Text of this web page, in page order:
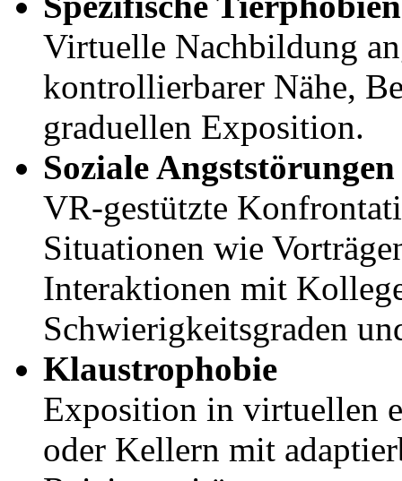
Virtuelle Nachbildung
kontrollierbarer Nähe,
graduellen Exposition.
Soziale Angststörungen
VR-gestützte
Situationen wie
Interaktionen mit
Schwierigkeitsgraden
Klaustrophobie
Exposition in virtuellen
oder Kellern mit